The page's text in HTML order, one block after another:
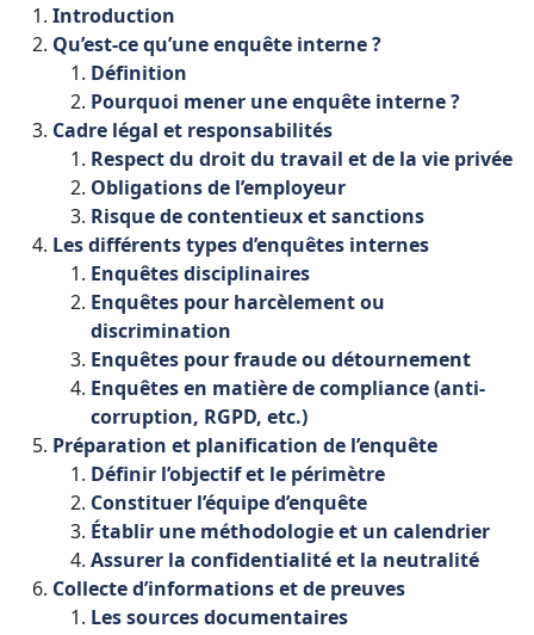
Introduction
Qu’est-cequ’uneenquête interne ?
Définition
Pourquoi mener uneenquête interne ?
Cadre légal et responsabilités
Respectdu droitdu travail etde la vie privée
Obligationsde l’employeur
Risquedecontentieuxetsanctions
Lesdifférentstypesd’enquêtes internes
Enquêtesdisciplinaires
Enquêtes pour harcèlementou
discrimination
Enquêtes pourfraudeou détournement
Enquêtesen matièredecompliance(anti-
corruption, RGPD, etc.)
Préparation et planification de l’enquête
Définir l’objectifet le périmètre
Constituer l’équiped’enquête
Établir une méthodologieet un calendrier
Assurer la confidentialitéet la neutralité
Collected’informationsetde preuves
Lessourcesdocumentaires